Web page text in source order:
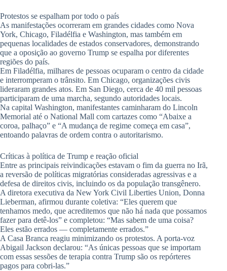
Protestos se espalham por todo o país
As manifestações ocorreram em grandes cidades como Nova
York, Chicago, Filadélfia e Washington, mas também em
pequenas localidades de estados conservadores, demonstrando
que a oposição ao governo Trump se espalha por diferentes
regiões do país.
Em Filadélfia, milhares de pessoas ocuparam o centro da cidade
e interromperam o trânsito. Em Chicago, organizações civis
lideraram grandes atos. Em San Diego, cerca de 40 mil pessoas
participaram de uma marcha, segundo autoridades locais.
Na capital Washington, manifestantes caminharam do Lincoln
Memorial até o National Mall com cartazes como “Abaixe a
coroa, palhaço” e “A mudança de regime começa em casa”,
entoando palavras de ordem contra o autoritarismo.
Críticas à política de Trump e reação oficial
Entre as principais reivindicações estavam o fim da guerra no Irã,
a reversão de políticas migratórias consideradas agressivas e a
defesa de direitos civis, incluindo os da população transgênero.
A diretora executiva da New York Civil Liberties Union, Donna
Lieberman, afirmou durante coletiva: “Eles querem que
tenhamos medo, que acreditemos que não há nada que possamos
fazer para detê-los” e completou: “Mas sabem de uma coisa?
Eles estão errados — completamente errados.”
A Casa Branca reagiu minimizando os protestos. A porta-voz
Abigail Jackson declarou: “As únicas pessoas que se importam
com essas sessões de terapia contra Trump são os repórteres
pagos para cobri-las.”